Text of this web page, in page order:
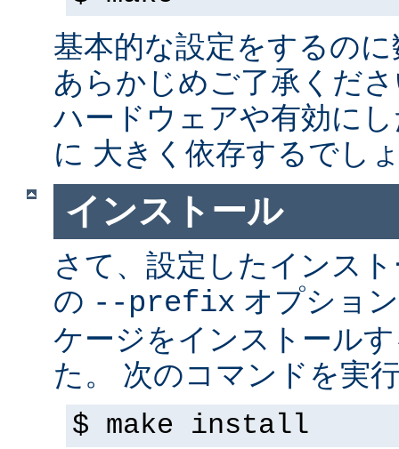
基本的な設定をするの
あらかじめご了承くだ
ハードウェアや有効に
に 大きく依存するでし
インストール
さて、設定したインス
の --prefix オプショ
ケージをインストール
た。 次のコマンドを実
$ make install